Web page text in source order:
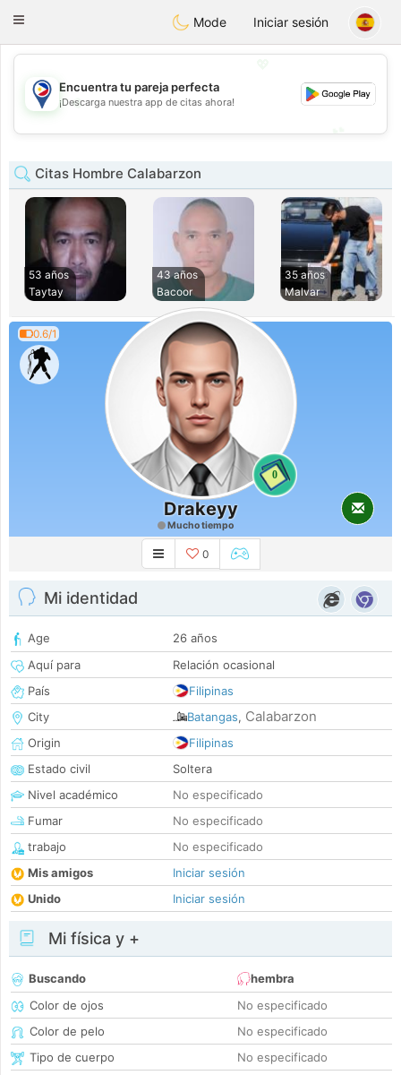
Philippines Chat
Toggle
Mode Iniciar sesión
💖
💕
Encuentra tu pareja perfecta
¡Descarga nuestra app de citas ahora!
Citas Hombre Calabarzon
53 años
Taytay
43 años
Bacoor
35 años
Malvar
0.6/1
0
Drakeyy
Mucho tiempo
0
Mi identidad
Age
26 años
Aquí para
Relación ocasional
País
Filipinas
City
Batangas, Calabarzon
Origin
Filipinas
Estado civil
Soltera
Nivel académico
No especificado
Fumar
No especificado
trabajo
No especificado
Mis amigos
Iniciar sesión
Unido
Iniciar sesión
Mi física y +
Buscando
hembra
Color de ojos
No especificado
Color de pelo
No especificado
Tipo de cuerpo
No especificado